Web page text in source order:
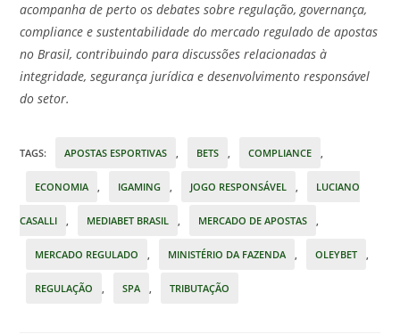
acompanha de perto os debates sobre regulação, governança,
compliance e sustentabilidade do mercado regulado de apostas
no Brasil, contribuindo para discussões relacionadas à
integridade, segurança jurídica e desenvolvimento responsável
do setor.
TAGS: APOSTAS ESPORTIVAS , BETS , COMPLIANCE ,
ECONOMIA , IGAMING , JOGO RESPONSÁVEL , LUCIANO
CASALLI , MEDIABET BRASIL , MERCADO DE APOSTAS ,
MERCADO REGULADO , MINISTÉRIO DA FAZENDA , OLEYBET ,
REGULAÇÃO , SPA , TRIBUTAÇÃO